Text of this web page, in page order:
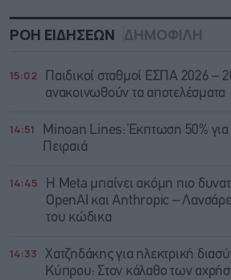
ΡΟΗ ΕΙΔΗΣΕΩΝ ΔΗΜΟΦΙΛΗ
15:02
Παιδικοί σταθμοί ΕΣΠΑ 2026 –
ανακοινωθούν τα αποτελέσματα
14:51
Minoan Lines: Έκπτωση 50%
Πειραιά
14:45
Η Meta μπαίνει ακόμη πιο
OpenAI και Anthropic –
του κώδικα
14:33
Χατζηδάκης για ηλεκτρική
Κύπρου: Στον κάλαθο των